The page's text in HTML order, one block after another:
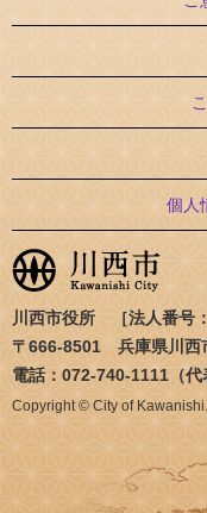
個人
川西市役所 ［法人番号
〒666-8501 兵庫県川
電話：072-740-1111（代
Copyright © City of